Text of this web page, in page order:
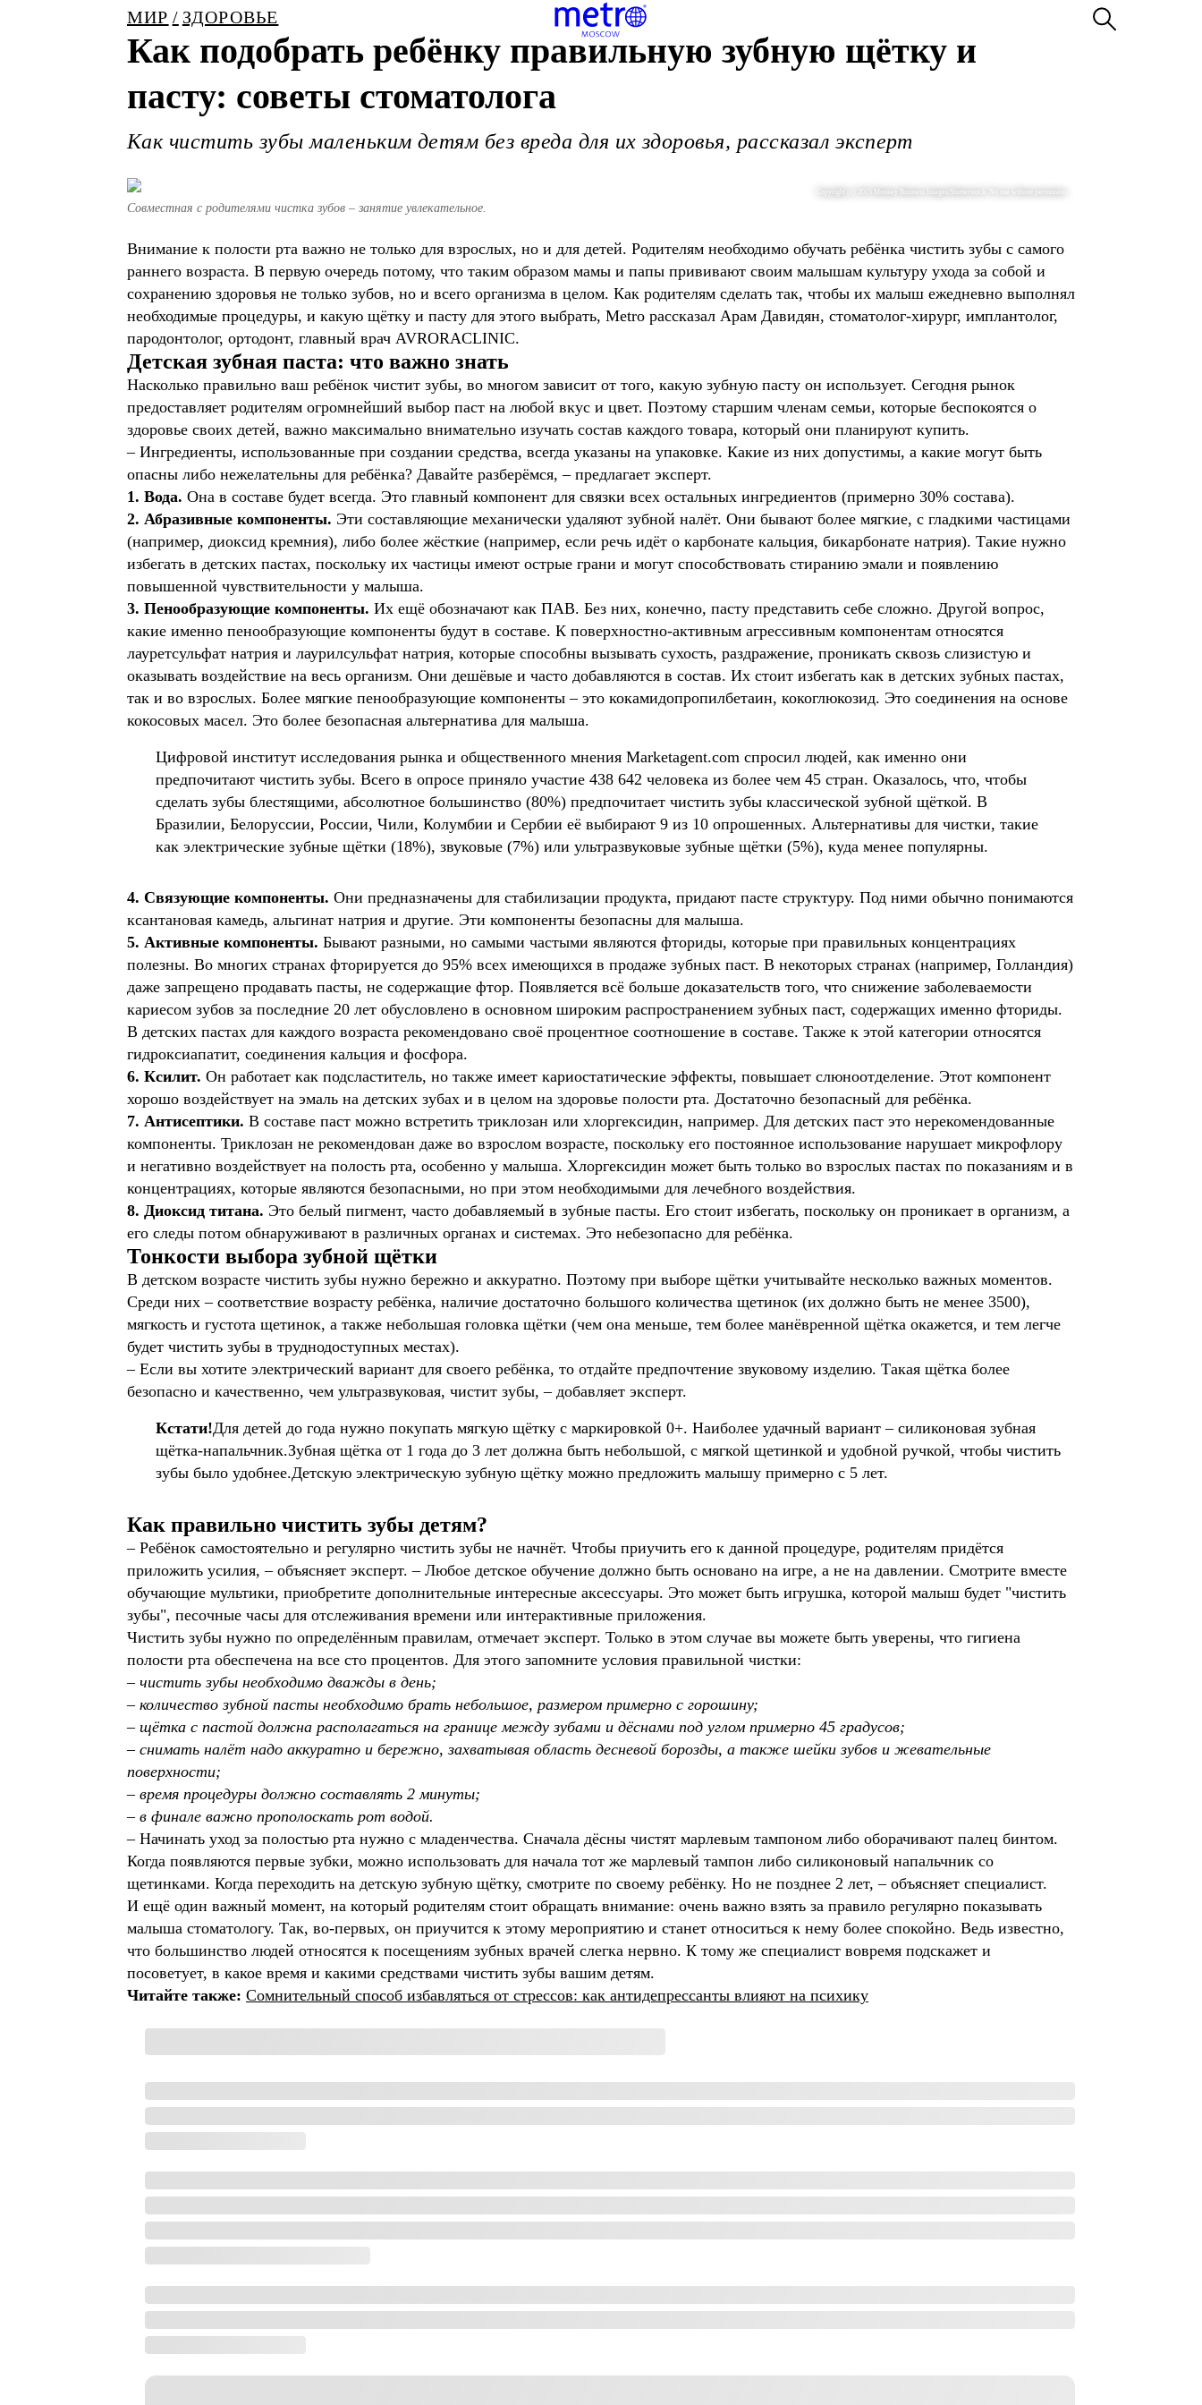
МИР ЗДОРОВЬЕ
Как подобрать ребёнку правильную зубную щётку и
пасту: советы стоматолога
Как чистить зубы маленьким детям без вреда для их здоровья, рассказал эксперт
Copyright (c) 2015 Monkey Business Images/Shutterstock. No use without permission.
Совместная с родителями чистка зубов – занятие увлекательное.
Внимание к полости рта важно не только для взрослых, но и для детей. Родителям необходимо обучать ребёнка чистить зубы с самого
раннего возраста. В первую очередь потому, что таким образом мамы и папы прививают своим малышам культуру ухода за собой и
сохранению здоровья не только зубов, но и всего организма в целом. Как родителям сделать так, чтобы их малыш ежедневно выполнял
необходимые процедуры, и какую щётку и пасту для этого выбрать, Metro рассказал Арам Давидян, стоматолог-хирург, имплантолог,
пародонтолог, ортодонт, главный врач AVRORACLINIC.
Детская зубная паста: что важно знать
Насколько правильно ваш ребёнок чистит зубы, во многом зависит от того, какую зубную пасту он использует. Сегодня рынок
предоставляет родителям огромнейший выбор паст на любой вкус и цвет. Поэтому старшим членам семьи, которые беспокоятся о
здоровье своих детей, важно максимально внимательно изучать состав каждого товара, который они планируют купить.
– Ингредиенты, использованные при создании средства, всегда указаны на упаковке. Какие из них допустимы, а какие могут быть
опасны либо нежелательны для ребёнка? Давайте разберёмся, – предлагает эксперт.
1. Вода. Она в составе будет всегда. Это главный компонент для связки всех остальных ингредиентов (примерно 30% состава).
2. Абразивные компоненты. Эти составляющие механически удаляют зубной налёт. Они бывают более мягкие, с гладкими частицами
(например, диоксид кремния), либо более жёсткие (например, если речь идёт о карбонате кальция, бикарбонате натрия). Такие нужно
избегать в детских пастах, поскольку их частицы имеют острые грани и могут способствовать стиранию эмали и появлению
повышенной чувствительности у малыша.
3. Пенообразующие компоненты. Их ещё обозначают как ПАВ. Без них, конечно, пасту представить себе сложно. Другой вопрос,
какие именно пенообразующие компоненты будут в составе. К поверхностно-активным агрессивным компонентам относятся
лауретсульфат натрия и лаурилсульфат натрия, которые способны вызывать сухость, раздражение, проникать сквозь слизистую и
оказывать воздействие на весь организм. Они дешёвые и часто добавляются в состав. Их стоит избегать как в детских зубных пастах,
так и во взрослых. Более мягкие пенообразующие компоненты – это кокамидопропилбетаин, кокоглюкозид. Это соединения на основе
кокосовых масел. Это более безопасная альтернатива для малыша.
Цифровой институт исследования рынка и общественного мнения Marketagent.com спросил людей, как именно они
предпочитают чистить зубы. Всего в опросе приняло участие 438 642 человека из более чем 45 стран. Оказалось, что, чтобы
сделать зубы блестящими, абсолютное большинство (80%) предпочитает чистить зубы классической зубной щёткой. В
Бразилии, Белоруссии, России, Чили, Колумбии и Сербии её выбирают 9 из 10 опрошенных. Альтернативы для чистки, такие
как электрические зубные щётки (18%), звуковые (7%) или ультразвуковые зубные щётки (5%), куда менее популярны.
4. Связующие компоненты. Они предназначены для стабилизации продукта, придают пасте структуру. Под ними обычно понимаются
ксантановая камедь, альгинат натрия и другие. Эти компоненты безопасны для малыша.
5. Активные компоненты. Бывают разными, но самыми частыми являются фториды, которые при правильных концентрациях
полезны. Во многих странах фторируется до 95% всех имеющихся в продаже зубных паст. В некоторых странах (например, Голландия)
даже запрещено продавать пасты, не содержащие фтор. Появляется всё больше доказательств того, что снижение заболеваемости
кариесом зубов за последние 20 лет обусловлено в основном широким распространением зубных паст, содержащих именно фториды.
В детских пастах для каждого возраста рекомендовано своё процентное соотношение в составе. Также к этой категории относятся
гидроксиапатит, соединения кальция и фосфора.
6. Ксилит. Он работает как подсластитель, но также имеет кариостатические эффекты, повышает слюноотделение. Этот компонент
хорошо воздействует на эмаль на детских зубах и в целом на здоровье полости рта. Достаточно безопасный для ребёнка.
7. Антисептики. В составе паст можно встретить триклозан или хлоргексидин, например. Для детских паст это нерекомендованные
компоненты. Триклозан не рекомендован даже во взрослом возрасте, поскольку его постоянное использование нарушает микрофлору
и негативно воздействует на полость рта, особенно у малыша. Хлоргексидин может быть только во взрослых пастах по показаниям и в
концентрациях, которые являются безопасными, но при этом необходимыми для лечебного воздействия.
8. Диоксид титана. Это белый пигмент, часто добавляемый в зубные пасты. Его стоит избегать, поскольку он проникает в организм, а
его следы потом обнаруживают в различных органах и системах. Это небезопасно для ребёнка.
Тонкости выбора зубной щётки
В детском возрасте чистить зубы нужно бережно и аккуратно. Поэтому при выборе щётки учитывайте несколько важных моментов.
Среди них – соответствие возрасту ребёнка, наличие достаточно большого количества щетинок (их должно быть не менее 3500),
мягкость и густота щетинок, а также небольшая головка щётки (чем она меньше, тем более манёвренной щётка окажется, и тем легче
будет чистить зубы в труднодоступных местах).
– Если вы хотите электрический вариант для своего ребёнка, то отдайте предпочтение звуковому изделию. Такая щётка более
безопасно и качественно, чем ультразвуковая, чистит зубы, – добавляет эксперт.
Кстати!Для детей до года нужно покупать мягкую щётку с маркировкой 0+. Наиболее удачный вариант – силиконовая зубная
щётка-напальчник.Зубная щётка от 1 года до 3 лет должна быть небольшой, с мягкой щетинкой и удобной ручкой, чтобы чистить
зубы было удобнее.Детскую электрическую зубную щётку можно предложить малышу примерно с 5 лет.
Как правильно чистить зубы детям?
– Ребёнок самостоятельно и регулярно чистить зубы не начнёт. Чтобы приучить его к данной процедуре, родителям придётся
приложить усилия, – объясняет эксперт. – Любое детское обучение должно быть основано на игре, а не на давлении. Смотрите вместе
обучающие мультики, приобретите дополнительные интересные аксессуары. Это может быть игрушка, которой малыш будет "чистить
зубы", песочные часы для отслеживания времени или интерактивные приложения.
Чистить зубы нужно по определённым правилам, отмечает эксперт. Только в этом случае вы можете быть уверены, что гигиена
полости рта обеспечена на все сто процентов. Для этого запомните условия правильной чистки:
– чистить зубы необходимо дважды в день;
– количество зубной пасты необходимо брать небольшое, размером примерно с горошину;
– щётка с пастой должна располагаться на границе между зубами и дёснами под углом примерно 45 градусов;
– снимать налёт надо аккуратно и бережно, захватывая область десневой борозды, а также шейки зубов и жевательные
поверхности;
– время процедуры должно составлять 2 минуты;
– в финале важно прополоскать рот водой.
– Начинать уход за полостью рта нужно с младенчества. Сначала дёсны чистят марлевым тампоном либо оборачивают палец бинтом.
Когда появляются первые зубки, можно использовать для начала тот же марлевый тампон либо силиконовый напальчник со
щетинками. Когда переходить на детскую зубную щётку, смотрите по своему ребёнку. Но не позднее 2 лет, – объясняет специалист.
И ещё один важный момент, на который родителям стоит обращать внимание: очень важно взять за правило регулярно показывать
малыша стоматологу. Так, во-первых, он приучится к этому мероприятию и станет относиться к нему более спокойно. Ведь известно,
что большинство людей относятся к посещениям зубных врачей слегка нервно. К тому же специалист вовремя подскажет и
посоветует, в какое время и какими средствами чистить зубы вашим детям.
Читайте также: Сомнительный способ избавляться от стрессов: как антидепрессанты влияют на психику